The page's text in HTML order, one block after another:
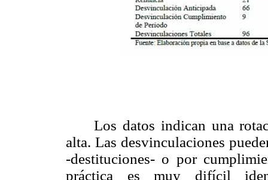
Los datos indican una
alta. Las desvinculaciones
-destituciones- o por
práctica es muy difícil